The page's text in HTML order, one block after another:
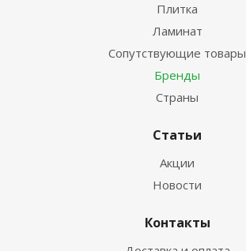
Плитка
Ламинат
Сопутствующие товары
Бренды
Страны
Статьи
Акции
Новости
Контакты